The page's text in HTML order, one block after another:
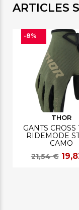
ARTICLES
THOR
GANTS CROSS
RIDEMODE
CAMO
21,54 €
-8%